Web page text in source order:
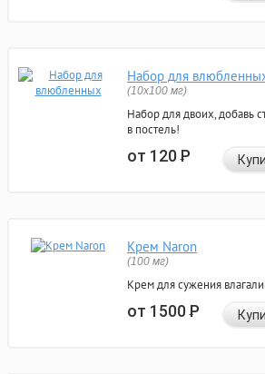
Набор для
(10х100 мг)
Набор для двоих, добавь
в постель!
от 120Р
Крем Naron
(100 мг)
Крем для сужения
от 1500Р